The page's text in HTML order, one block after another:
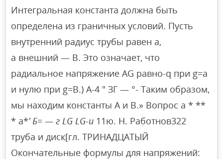
Интегральная константа должна быть
определена из граничных условий. Пусть
внутренний радиус трубы равен a,
а внешний — B. Это означает, что
радиальное напряжение AG равно-q при g=a
и нулю при g=B.) А-4 ″ ЗГ — °- Таким образом,
мы находим константы A и B.» Вопрос а * **
* а*’ Б= — г LG LG-и 11ю. Н. Работнов322
труба и диск[гл. ТРИНАДЦАТЫЙ
Окончательные формулы для напряжений: